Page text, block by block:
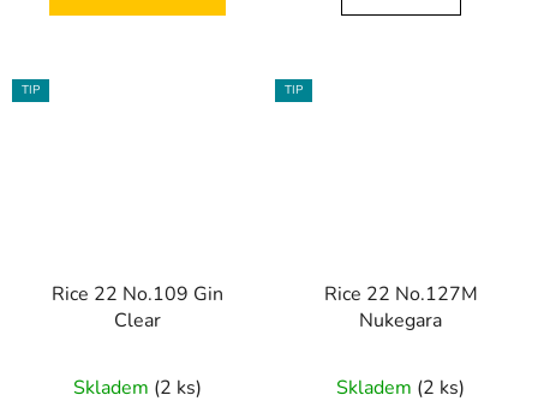
TIP
Rice 22 No.109 Gin
Clear
Skladem (2 ks)
TIP
Rice 22 No.127M
Nukegara
Skladem (2 ks)